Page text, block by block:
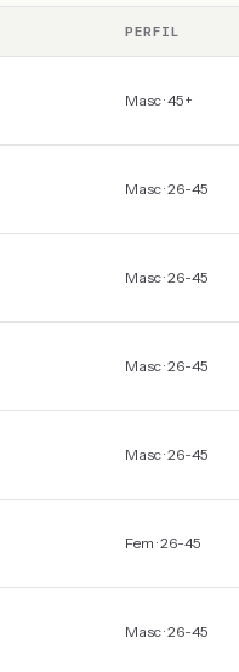
PERFIL
Masc · 45+
Masc · 26-45
Masc · 26-45
Masc · 26-45
Masc · 26-45
Fem · 26-45
Masc · 26-45